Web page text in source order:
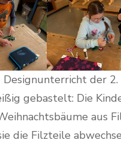
der 2.
gebastelt: Die
aus
die Filzteile